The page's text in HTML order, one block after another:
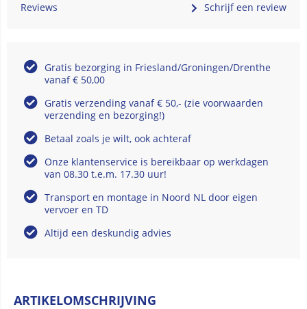
Reviews Schrijf een review
Gratis bezorging in Friesland/Groningen/Drenthe
vanaf € 50,00
Gratis verzending vanaf € 50,- (zie voorwaarden
verzending en bezorging!)
Betaal zoals je wilt, ook achteraf
Onze klantenservice is bereikbaar op werkdagen
van 08.30 t.e.m. 17.30 uur!
Transport en montage in Noord NL door eigen
vervoer en TD
Altijd een deskundig advies
ARTIKELOMSCHRIJVING